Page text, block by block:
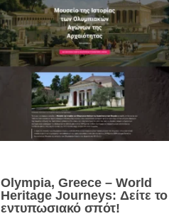
Olympia, Greece – World
Heritage Journeys: Δείτε το
εντυπωσιακό σπότ!